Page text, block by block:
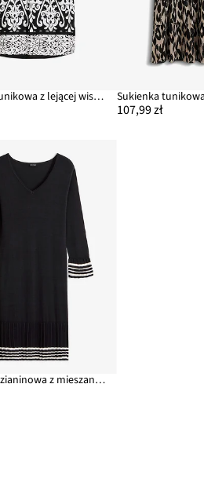
Sukienka tunikowa z lejącej wiskozy
107,99 zł
Sukienka dzianinowa z mieszanki wiskozy